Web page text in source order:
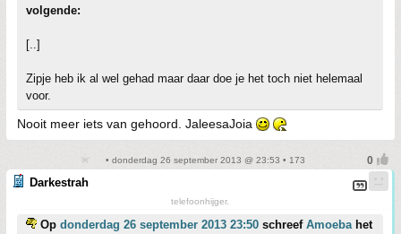
volgende:
[..]
Zipje heb ik al wel gehad maar daar doe je het toch niet helemaal
voor.
Nooit meer iets van gehoord. JaleesaJoia
• donderdag 26 september 2013 @ 23:53 • 173
Darkestrah
telefoonhijger.
Op donderdag 26 september 2013 23:50 schreef Amoeba het